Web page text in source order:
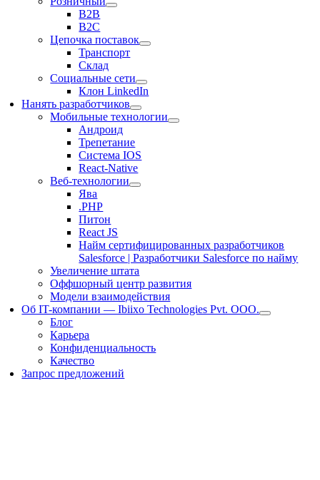
В2В
В2С
Цепочка поставок
Транспорт
Склад
Социальные сети
Клон LinkedIn
Нанять разработчиков
Мобильные технологии
Андроид
Трепетание
Система IOS
React-Native
Веб-технологии
Ява
.PHP
Питон
React JS
Найм сертифицированных разработчиков
Salesforce | Разработчики Salesforce по найму
Увеличение штата
Оффшорный центр развития
Модели взаимодействия
Об IT-компании — Ibiixo Technologies Pvt. ООО.
Блог
Карьера
Конфиденциальность
Качество
Запрос предложений